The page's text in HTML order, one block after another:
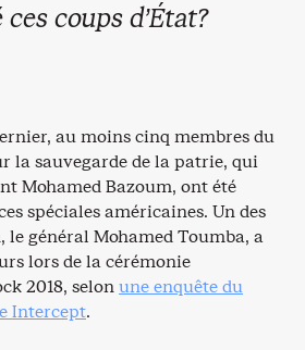
coups d’État?
au moins cinq membres du
la sauvegarde de la patrie, qui
Mohamed Bazoum, ont été
spéciales américaines. Un des
général Mohamed Toumba, a
lors de la cérémonie
2018, selonune enquête du
Intercept.